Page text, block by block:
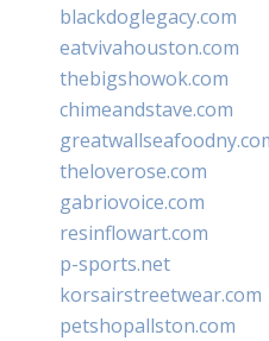
blackdoglegacy.com
eatvivahouston.com
thebigshowok.com
chimeandstave.com
theloverose.com
gabriovoice.com
resinflowart.com
p-sports.net
korsairstreetwear.com
petshopallston.com